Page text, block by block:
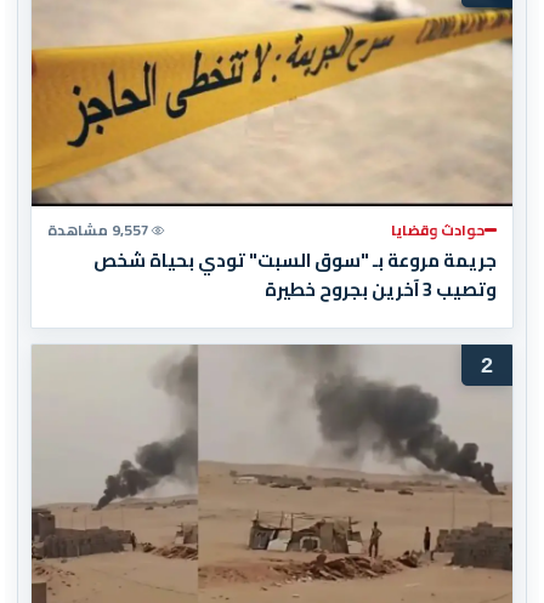
حوادث وقضايا 9,557 مشاهدة
جريمة مروعة بـ "سوق السبت" تودي بحياة شخص
وتصيب 3 آخرين بجروح خطيرة
2